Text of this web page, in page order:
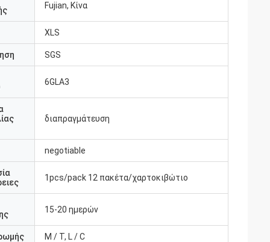
Fujian, Κίνα
XLS
SGS
6GLA3
διαπραγμάτευση
negotiable
1pcs/pack 12 πακέτα/χαρτοκιβώτιο
15-20 ημερών
Μ / Τ, L / C